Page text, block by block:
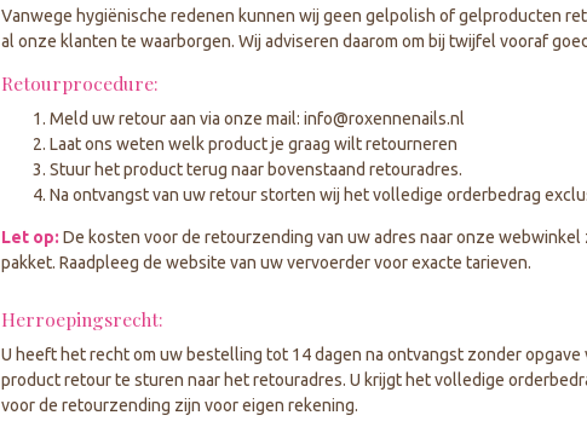
Vanwege hygiënische redenen kunnen wij geen gelpolish of gelproducten
al onze klanten te waarborgen. Wij adviseren daarom om bij twijfel vooraf
Retourprocedure:
Meld uw retour aan via onze mail: info@roxennenails.nl
Laat ons weten welk product je graag wilt retourneren
Stuur het product terug naar bovenstaand retouradres.
Na ontvangst van uw retour storten wij het volledige orderbedrag
Let op: De kosten voor de retourzending van uw adres naar onze
pakket. Raadpleeg de website van uw vervoerder voor exacte tarieven.
Herroepingsrecht:
U heeft het recht om uw bestelling tot 14 dagen na ontvangst zonder
product retour te sturen naar het retouradres. U krijgt het volledige
voor de retourzending zijn voor eigen rekening.